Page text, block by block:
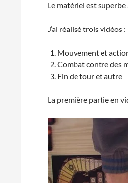
Le matériel est
J’ai réalisé trois vidéos :
Mouvement et
Combat contre des
Fin de tour et autre
La première partie en